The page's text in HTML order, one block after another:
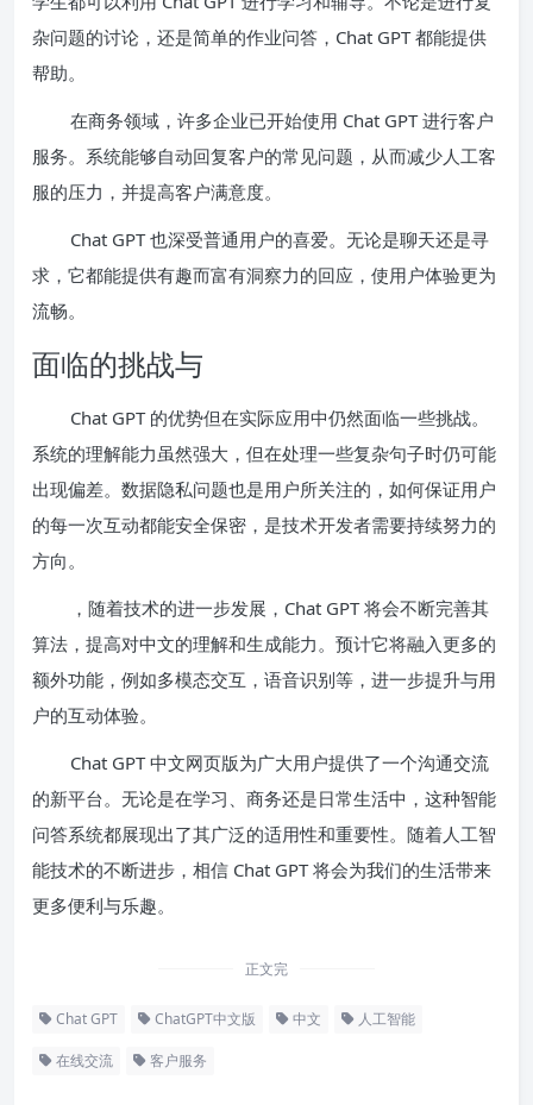
杂问题的讨论，还是简单的作业问答，Chat GPT 都能提供
帮助。
在商务领域，许多企业已开始使用 Chat GPT 进行客户
服务。系统能够自动回复客户的常见问题，从而减少人工客
服的压力，并提高客户满意度。
Chat GPT 也深受普通用户的喜爱。无论是聊天还是寻
求，它都能提供有趣而富有洞察力的回应，使用户体验更为
流畅。
面临的挑战与
Chat GPT 的优势但在实际应用中仍然面临一些挑战。
系统的理解能力虽然强大，但在处理一些复杂句子时仍可能
出现偏差。数据隐私问题也是用户所关注的，如何保证用户
的每一次互动都能安全保密，是技术开发者需要持续努力的
方向。
，随着技术的进一步发展，Chat GPT 将会不断完善其
算法，提高对中文的理解和生成能力。预计它将融入更多的
额外功能，例如多模态交互，语音识别等，进一步提升与用
户的互动体验。
Chat GPT 中文网页版为广大用户提供了一个沟通交流
的新平台。无论是在学习、商务还是日常生活中，这种智能
问答系统都展现出了其广泛的适用性和重要性。随着人工智
能技术的不断进步，相信 Chat GPT 将会为我们的生活带来
更多便利与乐趣。
正文完
Chat GPT ChatGPT中文版 中文 人工智能
在线交流 客户服务